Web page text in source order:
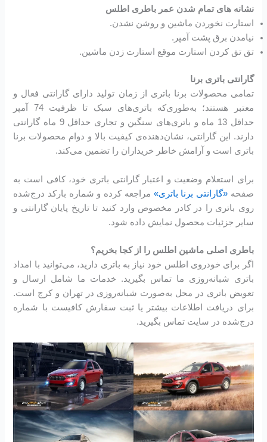
نشانه های تمام شدن عمر باطری اطلس
استارت نخوردن ماشین و روشن نشدن.
نیامدن برق پشت آمپر.
تق تق کردن استارت موقع استارت زدن ماشین.
گارانتی باتری برنا
تمامی محصولات برنا باتری از زمان تولید دارای گارانتی فعال و
معتبر هستند؛ به‌طوری‌که باتری‌های سبک تا ظرفیت 74 آمپر
حداقل 13 ماه و باتری‌های سنگین و تجاری حداقل 9 ماه گارانتی
دارند. این گارانتی، نشان‌دهنده‌ی کیفیت بالا و دوام محصولات برنا
باتری است و آرامش خاطر خریداران را تضمین می‌کند.
برای استعلام وضعیت و اعتبار گارانتی باتری خود، کافی است به
صفحه«گارانتی برنا باتری» مراجعه کرده و شماره بارکد درج‌شده
روی باتری را در کادر مخصوص وارد کنید تا تاریخ پایان گارانتی و
سایر جزئیات محصول نمایش داده شود.
باطری اصلی ماشین اطلس را از کجا بخریم؟
اگر برای خودروی اطلس خود نیاز به باتری دارید، می‌توانید با امداد
باتری شبانه‌روزی ما تماس بگیرید. خدمات ما شامل ارسال و
تعویض باتری در محل به‌صورت شبانه‌روزی در تهران و کرج است.
برای دریافت اطلاعات بیشتر یا ثبت سفارش کافیست با شماره
درج‌شده در سایت تماس بگیرید.